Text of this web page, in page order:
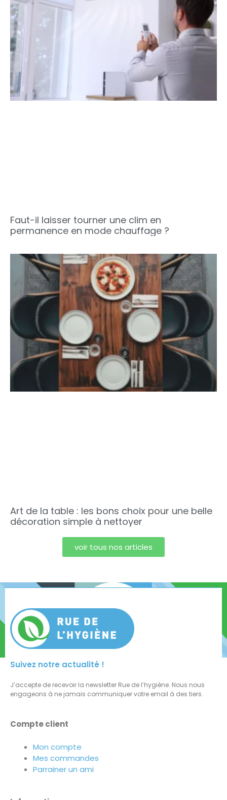
Faut-il laisser tourner une clim en
permanence en mode chauffage ?
Art de la table : les bons choix pour une belle
décoration simple à nettoyer
voir tous nos articles
Suivez notre actualité !
J’accepte de recevoir la newsletter Rue de l’hygiène. Nous nous
engageons à ne jamais communiquer votre email à des tiers.
Compte client
Mon compte
Mes commandes
Parrainer un ami